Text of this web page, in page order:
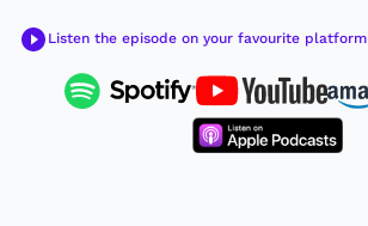
Listen the episode on your favourite platform